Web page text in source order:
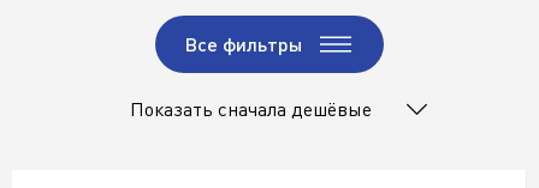
Все фильтры
Показать сначала дешёвые